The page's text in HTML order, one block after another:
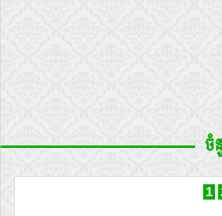
ចំ
1